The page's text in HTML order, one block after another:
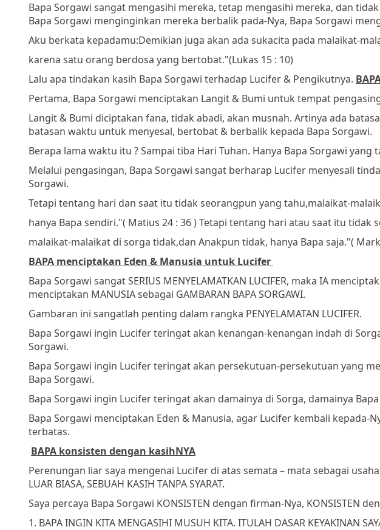
Bapa Sorgawi sangat mengasihi mereka, tetap mengasihi mereka, dan
Bapa Sorgawi menginginkan mereka berbalik pada-Nya, Bapa Sorgawi
Aku berkata kepadamu:Demikian juga akan ada sukacita pada malaikat-
karena satu orang berdosa yang bertobat."(Lukas 15 : 10)
Lalu apa tindakan kasih Bapa Sorgawi terhadap Lucifer & Pengikutnya.
Pertama, Bapa Sorgawi menciptakan Langit & Bumi untuk tempat
Langit & Bumi diciptakan fana, tidak abadi, akan musnah. Artinya ada
batasan waktu untuk menyesal, bertobat & berbalik kepada Bapa Sorgawi.
Berapa lama waktu itu ? Sampai tiba Hari Tuhan. Hanya Bapa Sorgawi yang
Melalui pengasingan, Bapa Sorgawi sangat berharap Lucifer menyesali
Sorgawi.
Tetapi tentang hari dan saat itu tidak seorangpun yang tahu,malaikat-
hanya Bapa sendiri."( Matius 24 : 36 )Tetapi tentang hari atau saat itu tidak
malaikat-malaikat di sorga tidak,dan Anakpun tidak, hanya Bapa saja."(
BAPA menciptakan Eden & Manusia untuk Lucifer
Bapa Sorgawi sangat SERIUS MENYELAMATKAN LUCIFER, maka IA
menciptakan MANUSIA sebagai GAMBARAN BAPA SORGAWI.
Gambaran ini sangatlah penting dalam rangka PENYELAMATAN LUCIFER.
Bapa Sorgawi ingin Lucifer teringat akan kenangan-kenangan indah di
Sorgawi.
Bapa Sorgawi ingin Lucifer teringat akan persekutuan-persekutuan yang
Bapa Sorgawi.
Bapa Sorgawi ingin Lucifer teringat akan damainya di Sorga, damainya
Bapa Sorgawi menciptakan Eden & Manusia, agar Lucifer kembali kepada-
terbatas.
BAPA konsisten dengan kasihNYA
Perenungan liar saya mengenai Lucifer di atas semata – mata sebagai usaha
LUAR BIASA, SEBUAH KASIH TANPA SYARAT.
Saya percaya Bapa Sorgawi KONSISTEN dengan firman-Nya, KONSISTEN
1. BAPA INGIN KITA MENGASIHI MUSUH KITA. ITULAH DASAR KEYAKINAN